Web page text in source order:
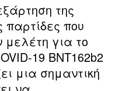
της
που
για το
19 BNT162b2
μια σημαντική